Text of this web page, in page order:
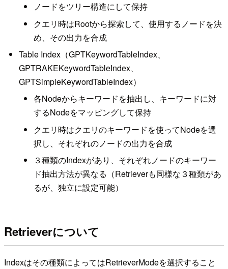
ノードをツリー構造にして保持
クエリ時はRootから探索して、使用するノードを決
め、その出力を合成
Table Index（GPTKeywordTableIndex、
GPTRAKEKeywordTableIndex、
GPTSimpleKeywordTableIndex）
各Nodeからキーワードを抽出し、キーワードに対
するNodeをマッピングして保持
クエリ時はクエリのキーワードを使ってNodeを選
択し、それぞれのノードの出力を合成
３種類のIndexがあり、それぞれノードのキーワー
ド抽出方法が異なる（Retrieverも同様な３種類があ
るが、独立に設定可能）
Retrieverについて
Indexはその種類によってはRetrieverModeを選択すること